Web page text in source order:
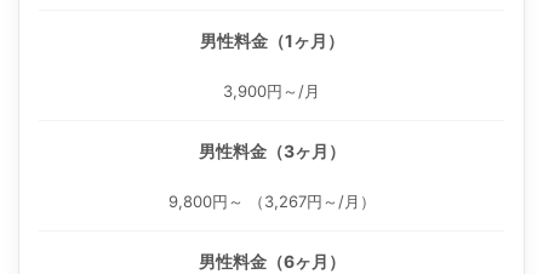
男性料金（1ヶ月）
3,900円～/月
男性料金（3ヶ月）
9,800円～ （3,267円～/月）
男性料金（6ヶ月）